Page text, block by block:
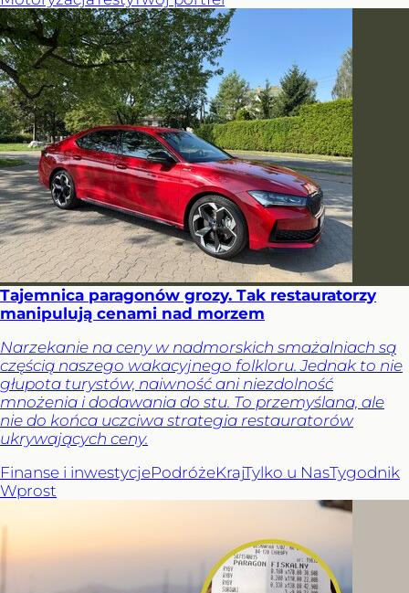
Tajemnica paragonów grozy. Tak restauratorzy
manipulują cenami nad morzem
Narzekanie na ceny w nadmorskich smażalniach są
częścią naszego wakacyjnego folkloru. Jednak to nie
głupota turystów, naiwność ani niezdolność
mnożenia i dodawania do stu. To przemyślana, ale
nie do końca uczciwa strategia restauratorów
ukrywających ceny.
Finanse i inwestycjePodróżeKrajTylko u NasTygodnik
Wprost